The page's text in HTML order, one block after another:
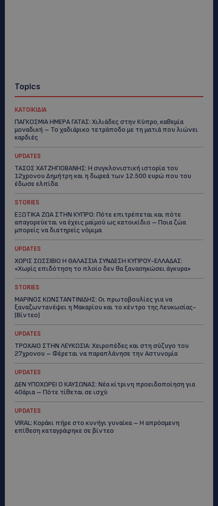
Topics
ΚΑΤΟΙΚΙΔΙΑ
ΠΑΓΚΟΣΜΙΑ ΗΜΕΡΑ ΓΑΤΑΣ: Χιλιάδες στην Κύπρο, καθεμία
μοναδική – Το χαδιάρικο τετράποδο με τη ματιά που λιώνει
καρδιές
UPDATES
ΤΑΣΟΣ ΧΑΤΖΗΓΙΟΒΑΝΗΣ: Η συγκλονιστική ιστορία του
12χρονου Δημήτρη και η δωρεά των 12.500 ευρώ που του
έδωσε ελπίδα
STORIES
ΕΞΩΤΙΚΑ ΖΩΑ ΣΤΗΝ ΚΥΠΡΟ: Πότε επιτρέπεται και πότε
απαγορεύεται να έχεις μαϊμού ως κατοικίδιο – Ποια ζώα
μπορείς να διατηρείς νόμιμα
UPDATES
ΧΩΡΙΣ ΣΩΣΣΙΒΙΟ Η ΘΑΛΑΣΣΙΑ ΣΥΝΔΕΣΗ ΚΥΠΡΟΥ-ΕΛΛΑΔΑΣ:
«Χωρίς επιδότηση το πλοίο δεν θα ξανασηκώσει άγκυρα»
STORIES
ΜΑΡΙΝΟΣ ΚΩΝΣΤΑΝΤΙΝΙΔΗΣ: Οι πρωτοβουλίες για να
ξαναζωντανέψει η Μακαρίου και το κέντρο της Λευκωσίας-
(Βίντεο)
UPDATES
ΤΡΟΧΑΙΟ ΣΤΗΝ ΛΕΥΚΩΣΙΑ: Χειροπέδες και στη σύζυγο του
27χρονου – Φέρεται να παραπλάνησε την Αστυνομία
UPDATES
ΔΕΝ ΥΠΟΧΩΡΕΙ Ο ΚΑΥΣΩΝΑΣ: Νέα κίτρινη προειδοποίηση για
40άρια – Πότε τίθεται σε ισχύ
UPDATES
VIRAL: Κοράκι πήρε στο κυνήγι γυναίκα – Η απρόσμενη
επίθεση καταγράφηκε σε βίντεο